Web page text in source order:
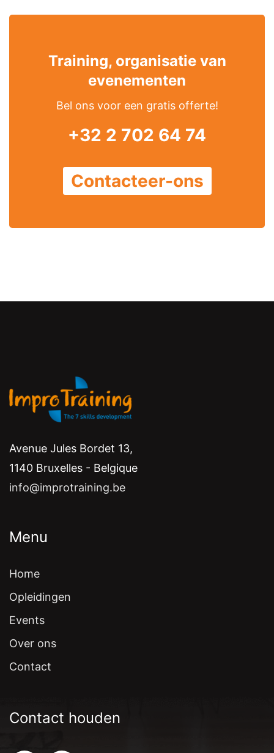
Training, organisatie van
evenementen
Bel ons voor een gratis offerte!
+32 2 702 64 74
Contacteer-ons
Avenue Jules Bordet 13,
1140 Bruxelles - Belgique
info@improtraining.be
Menu
Home
Opleidingen
Events
Over ons
Contact
Contact houden